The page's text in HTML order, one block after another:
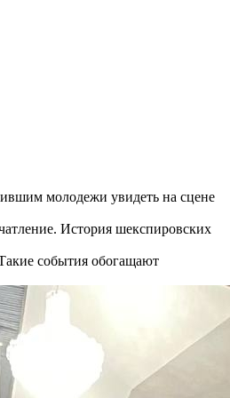
молодежи увидеть на сцене
История шекспировских
события обогащают